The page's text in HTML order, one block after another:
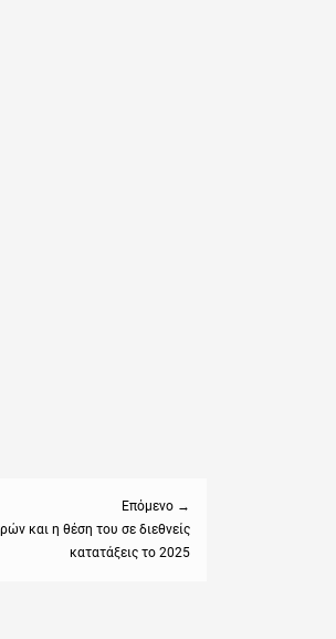
Επόμενο →
και η θέση του σε διεθνείς
κατατάξεις το 2025